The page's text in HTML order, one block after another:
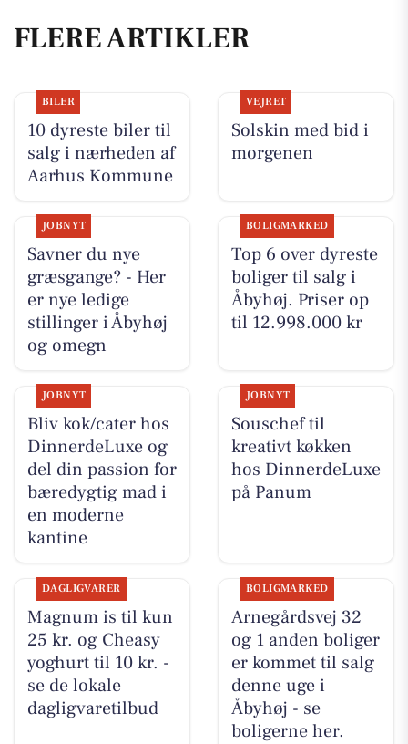
FLERE ARTIKLER
BILER
10 dyreste biler til
salg i nærheden af
Aarhus Kommune
VEJRET
Solskin med bid i
morgenen
JOBNYT
Savner du nye
græsgange? - Her
er nye ledige
stillinger i Åbyhøj
og omegn
BOLIGMARKED
Top 6 over dyreste
boliger til salg i
Åbyhøj. Priser op
til 12.998.000 kr
JOBNYT
Bliv kok/cater hos
DinnerdeLuxe og
del din passion for
bæredygtig mad i
en moderne
kantine
JOBNYT
Souschef til
kreativt køkken
hos DinnerdeLuxe
på Panum
DAGLIGVARER
Magnum is til kun
25 kr. og Cheasy
yoghurt til 10 kr. -
se de lokale
dagligvaretilbud
BOLIGMARKED
Arnegårdsvej 32
og 1 anden boliger
er kommet til salg
denne uge i
Åbyhøj - se
boligerne her.